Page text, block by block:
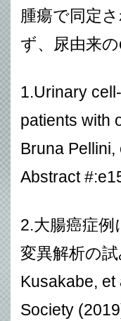
腫瘍で同定
ず、尿由来
1.Urinary
patients with
Bruna
Abstract
2.大腸癌症
変異解析の
Kusakabe,
Society